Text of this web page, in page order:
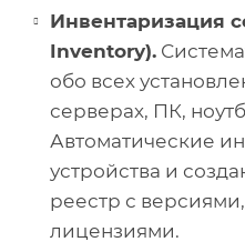
Инвентаризация
Inventory).
обо всех
серверах, ПК,
Автоматические
устройства и
реестр с
лицензиями.